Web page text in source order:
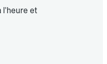
l'heure et